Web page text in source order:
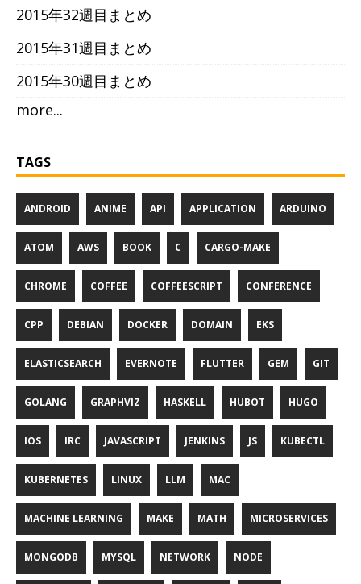
2015年32週目まとめ
2015年31週目まとめ
2015年30週目まとめ
more...
TAGS
ANDROID ANIME API APPLICATION ARDUINO
ATOM AWS BOOK C CARGO-MAKE
CHROME COFFEE COFFEESCRIPT CONFERENCE
CPP DEBIAN DOCKER DOMAIN EKS
ELASTICSEARCH EVERNOTE FLUTTER GEM GIT
GOLANG GRAPHVIZ HASKELL HUBOT HUGO
IOS IRC JAVASCRIPT JENKINS JS KUBECTL
KUBERNETES LINUX LLM MAC
MACHINE LEARNING MAKE MATH MICROSERVICES
MONGODB MYSQL NETWORK NODE